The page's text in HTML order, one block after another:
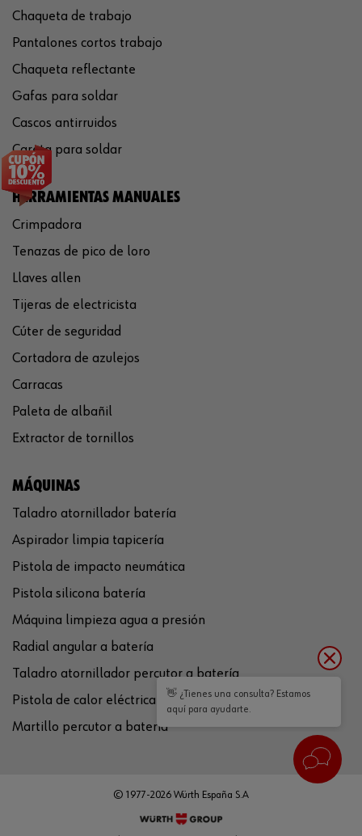
Chaqueta de trabajo
Pantalones cortos trabajo
Chaqueta reflectante
Gafas para soldar
Cascos antirruidos
Careta para soldar
HERRAMIENTAS MANUALES
Crimpadora
Tenazas de pico de loro
Llaves allen
Tijeras de electricista
Cúter de seguridad
Cortadora de azulejos
Carracas
Paleta de albañil
Extractor de tornillos
MÁQUINAS
Taladro atornillador batería
Aspirador limpia tapicería
Pistola de impacto neumática
Pistola silicona batería
Máquina limpieza agua a presión
Radial angular a batería
Taladro atornillador percutor a batería
Pistola de calor eléctrica
Martillo percutor a batería
© 1977-2026 Würth España S.A
👋 ¿Tienes una consulta? Estamos
aquí para ayudarte.